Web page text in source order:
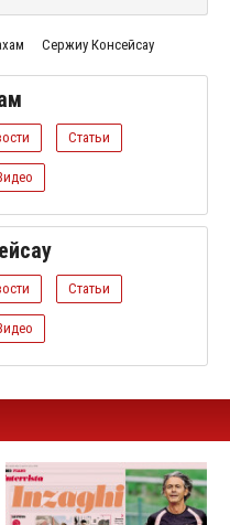
Сержиу Консейсау
Статьи
Статьи